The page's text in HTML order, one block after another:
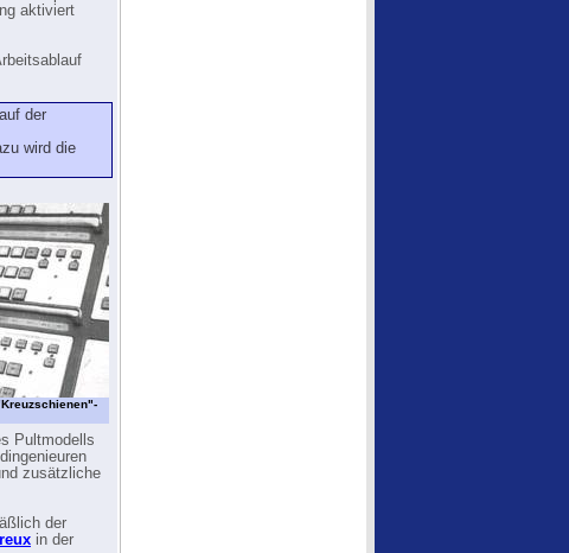
aktiviert
der
wird die
Pultmodells
zusätzliche
der
in der